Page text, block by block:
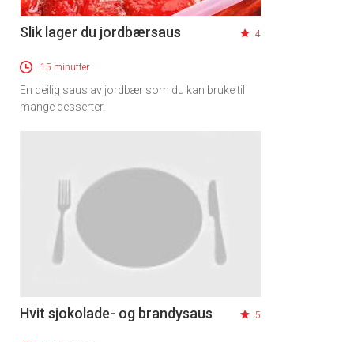
Slik lager du jordbærsaus 4
15 minutter
En deilig saus av jordbær som du kan bruke til
mange desserter.
Hvit sjokolade- og brandysaus 5